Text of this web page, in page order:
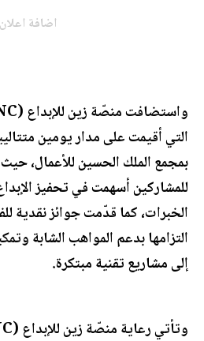
اضافة اعلان
التي أقيمت على مدار يومين
بمجمع الملك الحسين للأعمال،
للمشاركين أسهمت في تحفيز
الخبرات، كما قدّمت جوائز نقدية
التزامها بدعم المواهب الشابة
إلى مشاريع تقنية مبتكرة.